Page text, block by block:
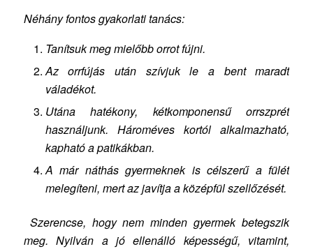
Néhány fontos gyakorlati tanács:
Tanítsuk meg mielőbb orrot fújni.
Az orrfújás után szívjuk le a bent maradt
váladékot.
Utána hatékony, kétkomponensű orrszprét
használjunk. Hároméves kortól alkalmazható,
kapható a patikákban.
A már náthás gyermeknek is célszerű a fülét
melegíteni, mert az javítja a középfül szellőzését.
Szerencse, hogy nem minden gyermek betegszik
meg. Nyilván a jó ellenálló képességű, vitamint,